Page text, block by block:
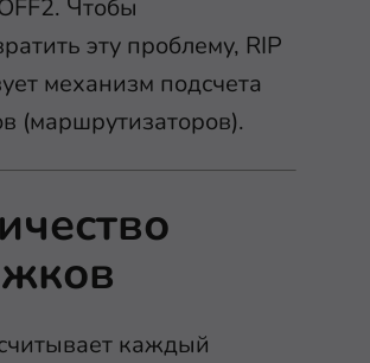
Чтобы
эту проблему, RIP
механизм подсчета
(маршрутизаторов).
каждый